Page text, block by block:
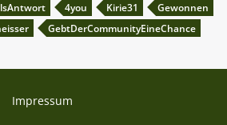
4you Kirie31
Gewonnen
GebtDerCommunityEineChance
Impressum